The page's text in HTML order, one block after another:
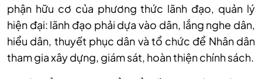
phận hữu cơ của phương thức lãnh đạo, quản lý
hiện đại: lãnh đạo phải dựa vào dân, lắng nghe dân,
hiểu dân, thuyết phục dân và tổ chức để Nhân dân
tham gia xây dựng, giám sát, hoàn thiện chính sách.